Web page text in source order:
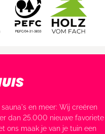
sauna's en meer: Wij creëren
dan 25.000 nieuwe favoriete
ons maak je van je tuin een